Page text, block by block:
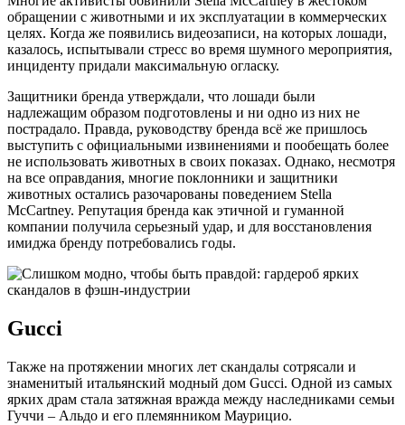
обращении с животными и их эксплуатации в коммерческих
целях. Когда же появились видеозаписи, на которых лошади,
казалось, испытывали стресс во время шумного мероприятия,
инциденту придали максимальную огласку.
Защитники бренда утверждали, что лошади были
надлежащим образом подготовлены и ни одно из них не
пострадало. Правда, руководству бренда всё же пришлось
выступить с официальными извинениями и пообещать более
не использовать животных в своих показах. Однако, несмотря
на все оправдания, многие поклонники и защитники
животных остались разочарованы поведением Stella
McCartney. Репутация бренда как этичной и гуманной
компании получила серьезный удар, и для восстановления
имиджа бренду потребовались годы.
Gucci
Также на протяжении многих лет скандалы сотрясали и
знаменитый итальянский модный дом Gucci. Одной из самых
ярких драм стала затяжная вражда между наследниками семьи
Гуччи – Альдо и его племянником Маурицио.